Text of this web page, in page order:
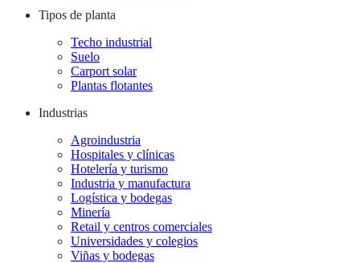
Tipos de planta
Techo industrial
Suelo
Carport solar
Plantas flotantes
Industrias
Agroindustria
Hospitales y clínicas
Hotelería y turismo
Industria y manufactura
Logística y bodegas
Minería
Retail y centros comerciales
Universidades y colegios
Viñas y bodegas